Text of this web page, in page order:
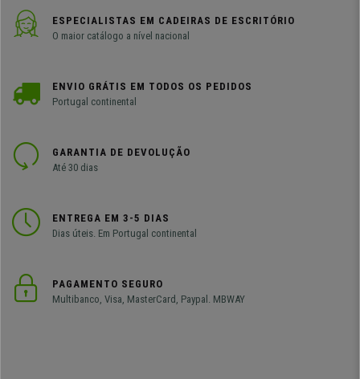
ESPECIALISTAS EM CADEIRAS DE ESCRITÓRIO
O maior catálogo a nível nacional
ENVIO GRÁTIS EM TODOS OS PEDIDOS
Portugal continental
GARANTIA DE DEVOLUÇÃO
Até 30 dias
ENTREGA EM 3-5 DIAS
Dias úteis. Em Portugal continental
PAGAMENTO SEGURO
Multibanco, Visa, MasterCard, Paypal. MBWAY